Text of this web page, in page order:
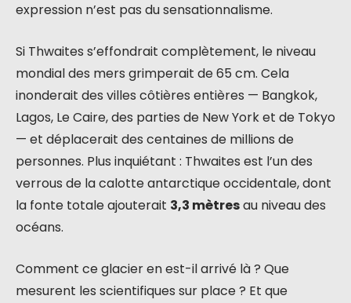
expression n’est pas du sensationnalisme.
Si Thwaites s’effondrait complètement, le niveau
mondial des mers grimperait de 65 cm. Cela
inonderait des villes côtières entières — Bangkok,
Lagos, Le Caire, des parties de New York et de Tokyo
— et déplacerait des centaines de millions de
personnes. Plus inquiétant : Thwaites est l’un des
verrous de la calotte antarctique occidentale, dont
la fonte totale ajouterait 3,3 mètresau niveau des
océans.
Comment ce glacier en est-il arrivé là ? Que
mesurent les scientifiques sur place ? Et que